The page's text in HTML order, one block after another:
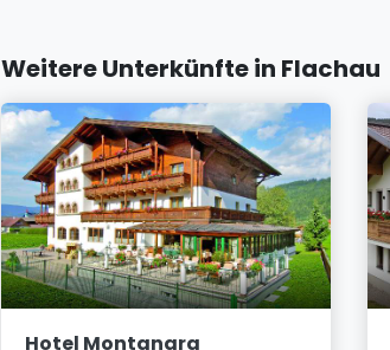
Weitere Unterkünfte in Flachau
Hotel Montanara